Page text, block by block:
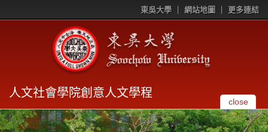
東吳大學 網站地圖 更多連結
人文社會學院創意人文學程
close